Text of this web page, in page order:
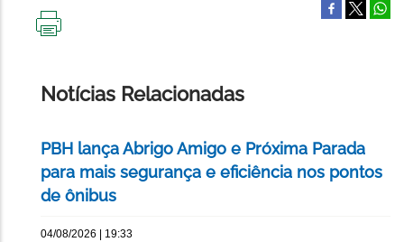
Notícias Relacionadas
PBH lança Abrigo Amigo e Próxima Parada
para mais segurança e eficiência nos pontos
de ônibus
04/08/2026 | 19:33